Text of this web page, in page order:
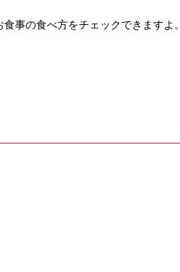
事の食べ方をチェックできますよ。